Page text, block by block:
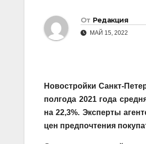
От Редакция
МАЙ 15, 2022
Новостройки Санкт-
полгода 2021 года
на 22,3%. Эксперты
цен предпочтения